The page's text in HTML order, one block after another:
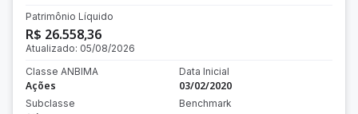
Patrimônio Líquido
R$ 26.558,36
Atualizado: 05/08/2026
Classe ANBIMA
Ações
Subclasse
Data Inicial
03/02/2020
Benchmark